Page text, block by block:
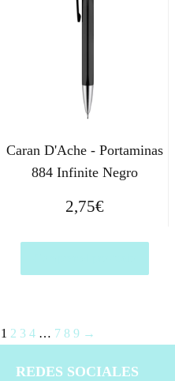
Caran D'Ache - Portaminas
884 Infinite Negro
2,75€
1 2 3 4 … 7 8 9 →
REDES SOCIALES